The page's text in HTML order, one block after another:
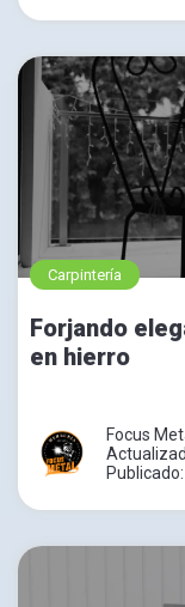
Carpintería
Forjando
en hierro
Focus